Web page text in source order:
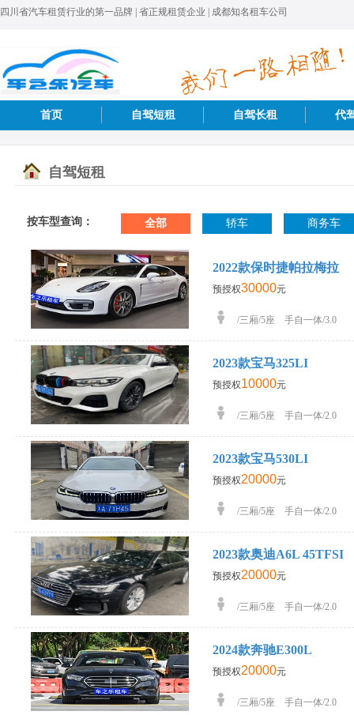
四川省汽车租赁行业的第一品牌 | 省正规租赁企业 | 成都知名租车公司
首页 自驾短租 自驾长租 代
自驾短租
按车型查询： 全部 轿车 商务车
2022款保时捷帕拉梅拉
预授权30000元
/三厢/5座 手自一体/3.0
2023款宝马325LI
预授权10000元
/三厢/5座 手自一体/2.0
2023款宝马530LI
预授权20000元
/三厢/5座 手自一体/2.0
2023款奥迪A6L 45TFSI
预授权20000元
/三厢/5座 手自一体/2.0
2024款奔驰E300L
预授权20000元
/三厢/5座 手自一体/2.0